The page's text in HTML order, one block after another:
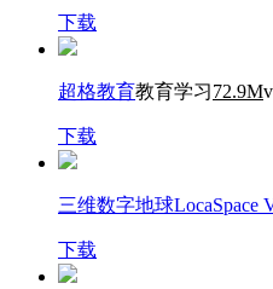
下载
超格教育教育学习72.9M
下载
三维数字地球LocaSpace
下载